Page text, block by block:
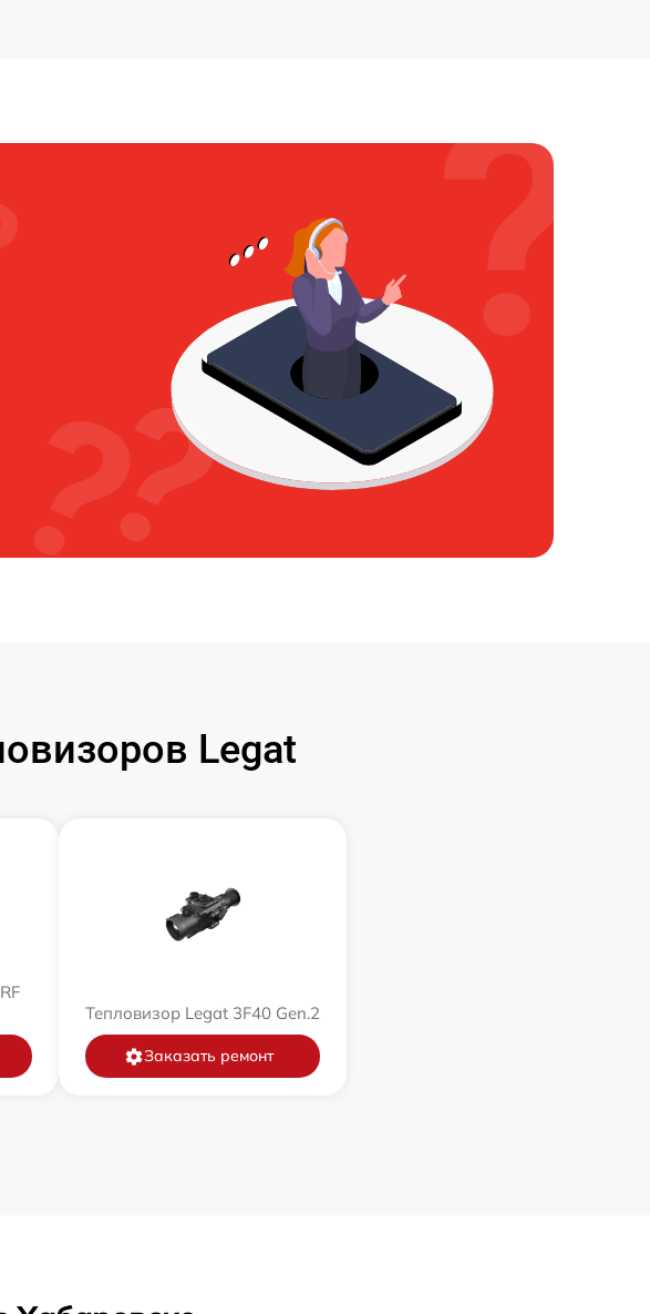
Legat
Тепловизор Legat 3F40 Gen.2
Заказать ремонт